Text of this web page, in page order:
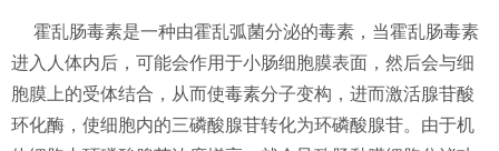
霍乱肠毒素是一种由霍乱弧菌分泌的毒素，当霍乱肠毒素
进入人体内后，可能会作用于小肠细胞膜表面，然后会与细
胞膜上的受体结合，从而使毒素分子变构，进而激活腺苷酸
环化酶，使细胞内的三磷酸腺苷转化为环磷酸腺苷。由于机